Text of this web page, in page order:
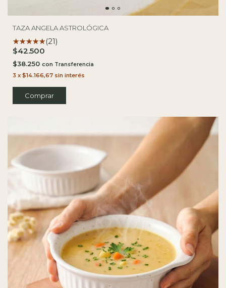
TAZA ANGELA ASTROLÓGICA
(21)
$42.500
$38.250 con
3 x $14.166,67 sin interés
Comprar